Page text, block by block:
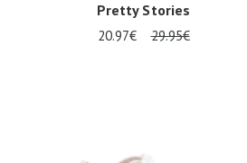
Pretty Stories
20.97€ 29.95€